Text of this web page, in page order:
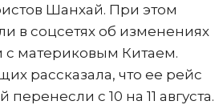
Шанхай. При этом
в соцсетях об изменениях
материковым Китаем.
рассказала, что ее рейс
с 10 на 11 августа.